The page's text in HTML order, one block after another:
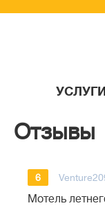
Отзывы
6
Мотель